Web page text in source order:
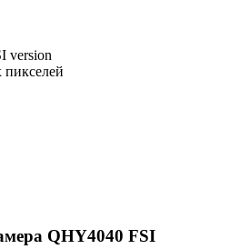
version
QHY4040 FSI